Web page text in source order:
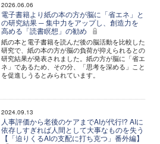
2026.06.06
電子書籍より紙の本の方が脳に「省エネ」と
の研究結果 ─ 集中力をアップし、創造力を
高める「読書瞑想」の勧め
紙の本と電子書籍を読んだ後の脳活動を比較した
研究で、紙の本の方が脳の負荷が抑えられるとの
研究結果が発表されました。紙の方が脳に「省エ
ネ」であるため、その分、「思考を深める」こと
を促進しうるとみられています。
2024.09.13
人事評価から老後のケアまでAIが代行!? AIに
依存しすぎれば人間として大事なものを失う
【「迫りくるAIの支配に打ち克つ」番外編】